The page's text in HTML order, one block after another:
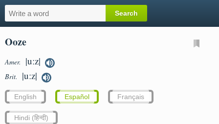
Ooze
Amer. |uːz|
Brit. |uːz|
English Español Français
Hindi (हिन्दी)